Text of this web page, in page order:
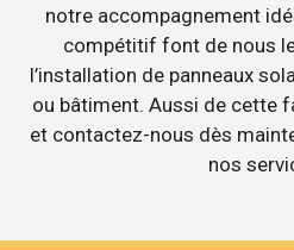
notre accompagnement
compétitif font de nous
l’installation de panneaux
ou bâtiment. Aussi de cette
et contactez-nous dès
nos